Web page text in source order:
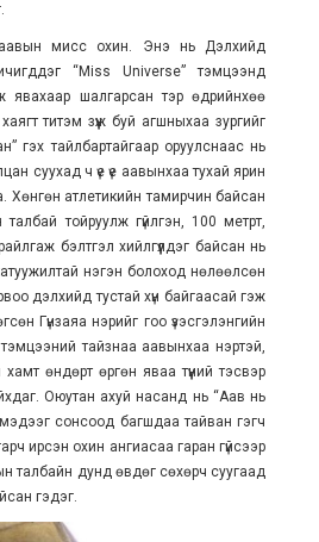
аавын мисс охин. Энэ нь Дэлхийд
“Miss Universe” тэмцээнд
явахаар шалгарсан тэр өдрийнхөө
титэм зүүж буй агшныхаа зургийг
гэх тайлбартайгаар оруулснаас нь
суухад ч үе үе аавынхаа тухай ярин
Хөнгөн атлетикийн тамирчин байсан
талбай тойруулж гүйлгэн, 100 метрт,
бэлтгэл хийлгүүлдэг байсан нь
хатуужилтай нэгэн болоход нөлөөлсөн
дэлхийд тустай хүн байгаасай гэж
Гүнзаяа нэрийг гоо үзэсгэлэнгийн
тайзнаа аавынхаа нэртэй,
өндөрт өргөн яваа түүний тэсвэр
Оюутан ахуй насанд нь “Аав нь
сонсоод багшдаа тайван гэгч
ирсэн охин ангиасаа гаран гүйсээр
талбайн дунд өвдөг сөхөрч суугаад
гэдэг.